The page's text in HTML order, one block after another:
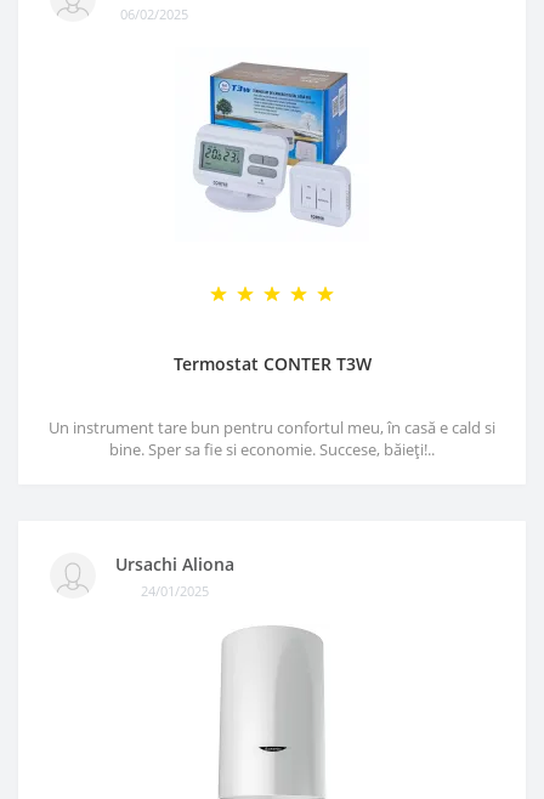
06/02/2025
Termostat CONTER T3W
Un instrument tare bun pentru confortul meu, în casă e cald si
bine. Sper sa fie si economie. Succese, băieți!..
Ursachi Aliona
24/01/2025